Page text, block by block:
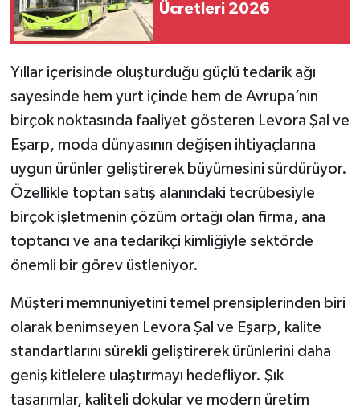
Ücretleri 2026
Yıllar içerisinde oluşturduğu güçlü tedarik ağı
sayesinde hem yurt içinde hem de Avrupa’nın
birçok noktasında faaliyet gösteren Levora Şal ve
Eşarp, moda dünyasının değişen ihtiyaçlarına
uygun ürünler geliştirerek büyümesini sürdürüyor.
Özellikle toptan satış alanındaki tecrübesiyle
birçok işletmenin çözüm ortağı olan firma, ana
toptancı ve ana tedarikçi kimliğiyle sektörde
önemli bir görev üstleniyor.
Müşteri memnuniyetini temel prensiplerinden biri
olarak benimseyen Levora Şal ve Eşarp, kalite
standartlarını sürekli geliştirerek ürünlerini daha
geniş kitlelere ulaştırmayı hedefliyor. Şık
tasarımlar, kaliteli dokular ve modern üretim